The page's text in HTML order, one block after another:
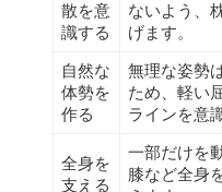
散を意
識する
ないよう、
げます。
自然な
体勢を
作る
無理な姿勢
ため、軽い
ラインを意
全身を
支える
一部だけを
膝など全身